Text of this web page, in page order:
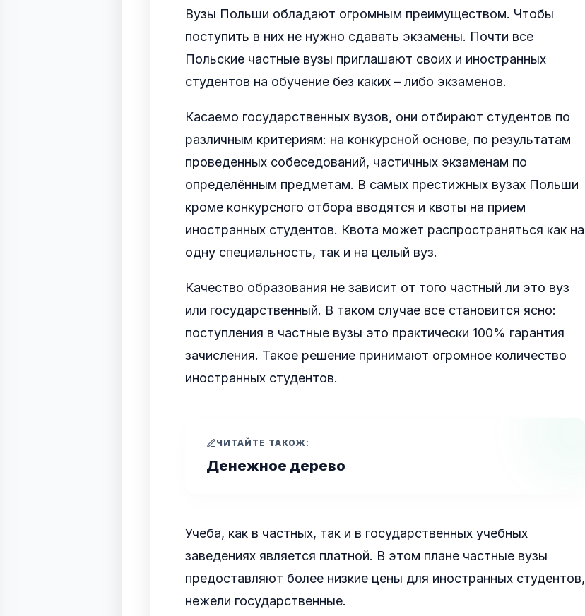
Вузы Польши обладают огромным преимуществом. Чтобы
поступить в них не нужно сдавать экзамены. Почти все
Польские частные вузы приглашают своих и иностранных
студентов на обучение без каких – либо экзаменов.
Касаемо государственных вузов, они отбирают студентов по
различным критериям: на конкурсной основе, по результатам
проведенных собеседований, частичных экзаменам по
определённым предметам. В самых престижных вузах Польши
кроме конкурсного отбора вводятся и квоты на прием
иностранных студентов. Квота может распространяться как на
одну специальность, так и на целый вуз.
Качество образования не зависит от того частный ли это вуз
или государственный. В таком случае все становится ясно:
поступления в частные вузы это практически 100% гарантия
зачисления. Такое решение принимают огромное количество
иностранных студентов.
ЧИТАЙТЕ ТАКОЖ:
Денежное дерево
Учеба, как в частных, так и в государственных учебных
заведениях является платной. В этом плане частные вузы
предоставляют более низкие цены для иностранных студентов,
нежели государственные.